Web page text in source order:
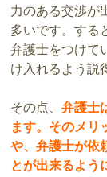
力のある交渉が
多いです。する
弁護士をつけて
け入れるよう説
その点、弁護士
ます。そのメリ
や、弁護士が依
とが出来るよう